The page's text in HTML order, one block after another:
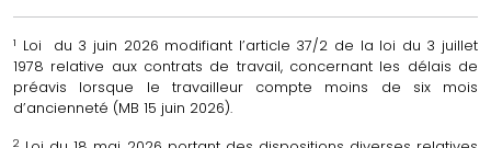
1
Loi du 3 juin 2026 modifiant l’article 37/2 de la loi du 3 juillet
1978 relative aux contrats de travail, concernant les délais de
préavis lorsque le travailleur compte moins de six mois
d’ancienneté (MB 15 juin 2026).
2